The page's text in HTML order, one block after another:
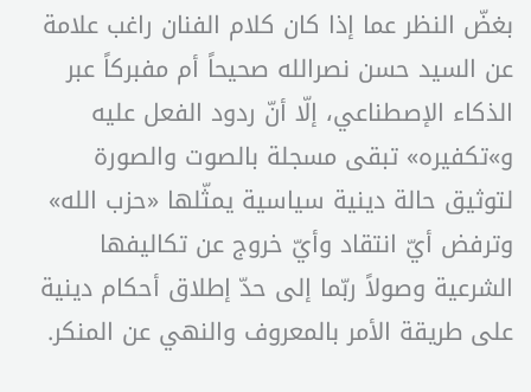
بغضّ النظر عما إذا كان كلام الفنان راغب علامة
عن السيد حسن نصرالله صحيحاً أم مفبركاً عبر
الذكاء الإصطناعي، إلّا أنّ ردود الفعل عليه
و»تكفيره» تبقى مسجلة بالصوت والصورة
لتوثيق حالة دينية سياسية يمثّلها «حزب الله»
وترفض أيّ انتقاد وأيّ خروج عن تكاليفها
الشرعية وصولاً ربّما إلى حدّ إطلاق أحكام دينية
على طريقة الأمر بالمعروف والنهي عن المنكر.